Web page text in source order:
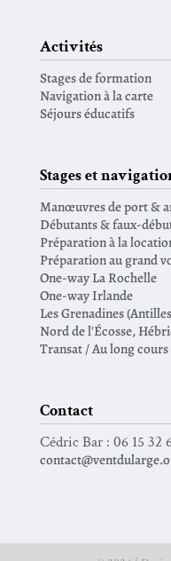
Activités
Stages de formation
Navigation à la carte
Séjours éducatifs
Stages et
Manœuvres de port &
Débutants & faux-
Préparation à la
Préparation au grand
One-way La Rochelle
One-way Irlande
Les Grenadines
Nord de l'Écosse,
Transat / Au long cours
Contact
Cédric Bar : 06 15 32